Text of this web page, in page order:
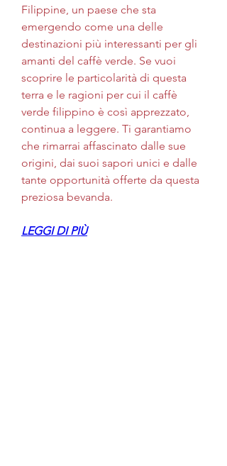
Filippine, un paese che sta
emergendo come una delle
destinazioni più interessanti per gli
amanti del caffè verde. Se vuoi
scoprire le particolarità di questa
terra e le ragioni per cui il caffè
verde filippino è così apprezzato,
continua a leggere. Ti garantiamo
che rimarrai affascinato dalle sue
origini, dai suoi sapori unici e dalle
tante opportunità offerte da questa
preziosa bevanda.
LEGGI DI PIÙ